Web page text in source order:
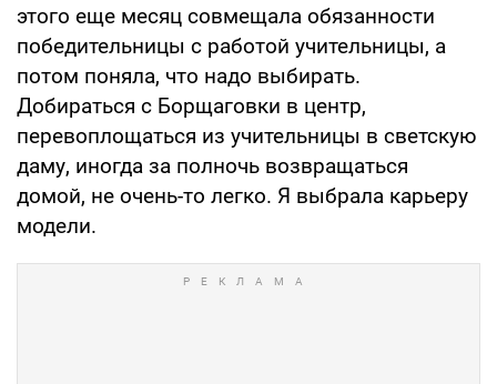
этого еще месяц совмещала обязанности
победительницы с работой учительницы, а
потом поняла, что надо выбирать.
Добираться с Борщаговки в центр,
перевоплощаться из учительницы в светскую
даму, иногда за полночь возвращаться
домой, не очень-то легко. Я выбрала карьеру
модели.